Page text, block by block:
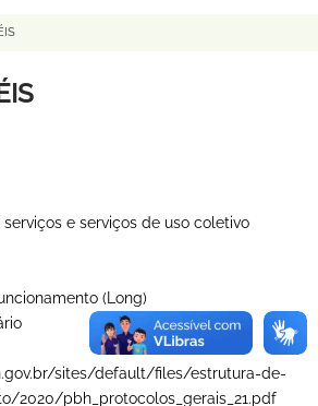
e serviços de uso coletivo
(Long)
sites/default/files/estrutura-de-
2020/pbh_protocolos_gerais_21.pdf